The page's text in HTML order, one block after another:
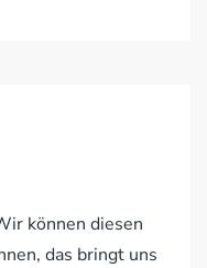
können diesen
das bringt uns